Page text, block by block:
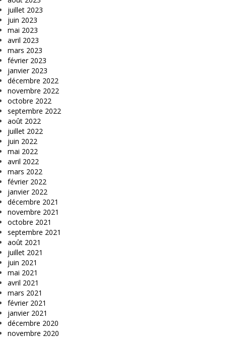
juillet 2023
juin 2023
mai 2023
avril 2023
mars 2023
février 2023
janvier 2023
décembre 2022
novembre 2022
octobre 2022
septembre 2022
août 2022
juillet 2022
juin 2022
mai 2022
avril 2022
mars 2022
février 2022
janvier 2022
décembre 2021
novembre 2021
octobre 2021
septembre 2021
août 2021
juillet 2021
juin 2021
mai 2021
avril 2021
mars 2021
février 2021
janvier 2021
décembre 2020
novembre 2020